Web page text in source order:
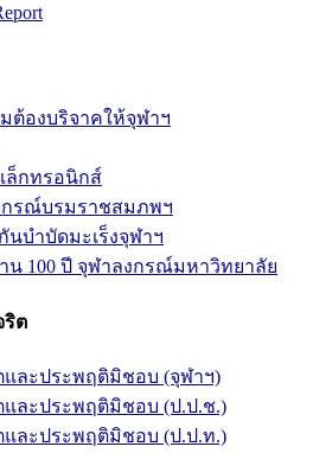
ต้องบริจาคให้จุฬาฯ
ล็กทรอนิกส์
กรณ์บรมราชสมภพฯ
บำบัดมะเร็งจุฬาฯ
น 100 ปี จุฬาลงกรณ์มหาวิทยาลัย
ริต
และประพฤติมิชอบ (จุฬาฯ)
และประพฤติมิชอบ (ป.ป.ช.)
และประพฤติมิชอบ (ป.ป.ท.)